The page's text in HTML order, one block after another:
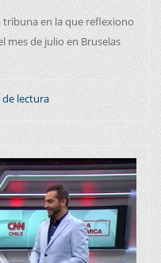
tribuna en la que reflexiono
mes de julio en Bruselas
lectura